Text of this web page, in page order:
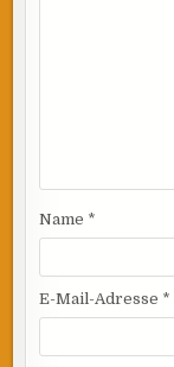
Name *
E-Mail-Adresse *